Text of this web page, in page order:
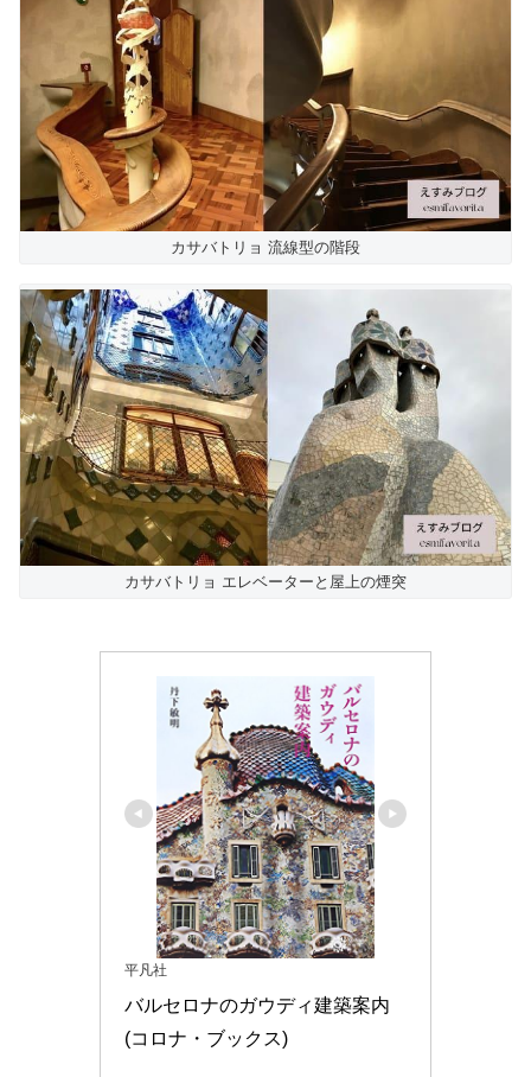
カサバトリョ 流線型の階段
カサバトリョ エレベーターと屋上の煙突
平凡社
バルセロナのガウディ建築案内
(コロナ・ブックス)